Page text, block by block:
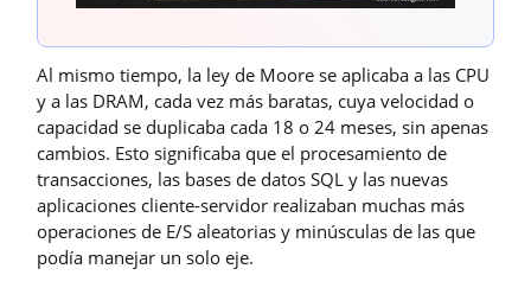
Al mismo tiempo, la ley de Moore se aplicaba a las CPU
y a las DRAM, cada vez más baratas, cuya velocidad o
capacidad se duplicaba cada 18 o 24 meses, sin apenas
cambios. Esto significaba que el procesamiento de
transacciones, las bases de datos SQL y las nuevas
aplicaciones cliente-servidor realizaban muchas más
operaciones de E/S aleatorias y minúsculas de las que
podía manejar un solo eje.